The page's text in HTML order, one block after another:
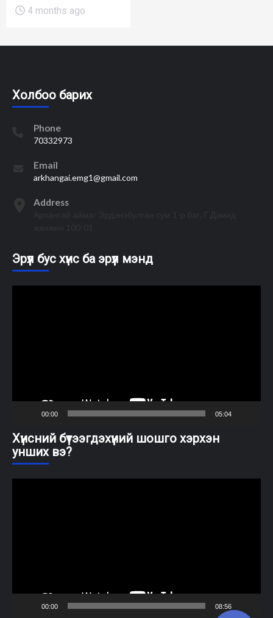
4 months ago
Холбоо барих
Phone
70332973
Email
arkhangai.emg1@gmail.com
Address
Эрүүл бус хүнс ба эрүүл мэнд
00:00 05:04
Хүнсний бүтээгдэхүүний шошго хэрхэн
унших вэ?
00:00 08:56